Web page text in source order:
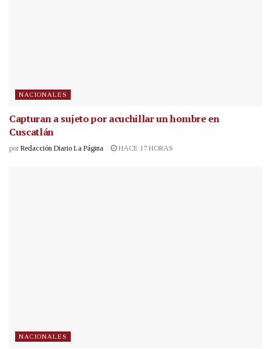
NACIONALES
Capturan a sujeto por acuchillar un hombre en
Cuscatlán
por Redacción Diario La Página HACE 17 HORAS
NACIONALES